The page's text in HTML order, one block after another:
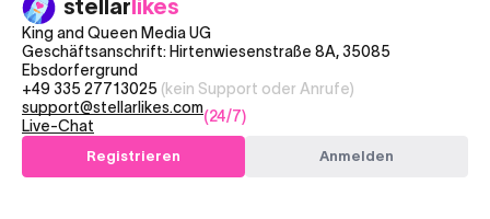
stellar likes
King and Queen Media UG
Geschäftsanschrift: Hirtenwiesenstraße 8A, 35085
Ebsdorfergrund
+49 335 27713025 (kein Support oder Anrufe)
support@stellarlikes.com
Live-Chat
(24/7)
Registrieren Anmelden